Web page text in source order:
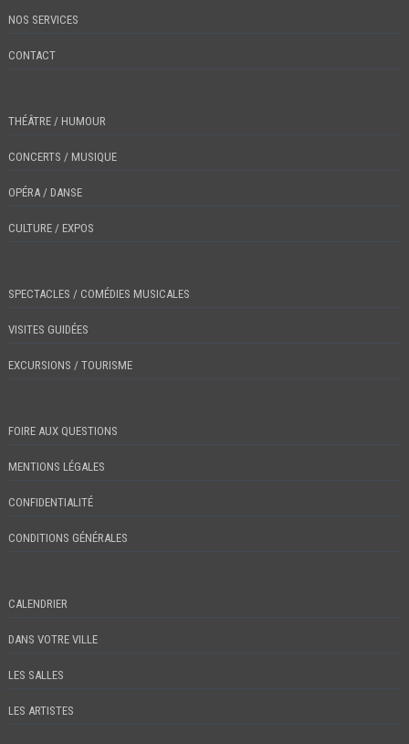
NOS SERVICES
CONTACT
THÉÂTRE / HUMOUR
CONCERTS / MUSIQUE
OPÉRA / DANSE
CULTURE / EXPOS
SPECTACLES / COMÉDIES MUSICALES
VISITES GUIDÉES
EXCURSIONS / TOURISME
FOIRE AUX QUESTIONS
MENTIONS LÉGALES
CONFIDENTIALITÉ
CONDITIONS GÉNÉRALES
CALENDRIER
DANS VOTRE VILLE
LES SALLES
LES ARTISTES